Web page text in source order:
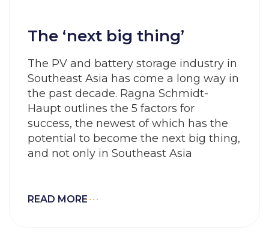
The ‘next big thing’
The PV and battery storage industry in
Southeast Asia has come a long way in
the past decade. Ragna Schmidt-
Haupt outlines the 5 factors for
success, the newest of which has the
potential to become the next big thing,
and not only in Southeast Asia
READ MORE